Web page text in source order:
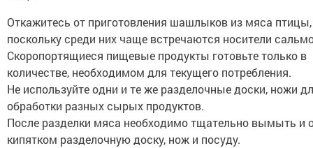
Откажитесь от приготовления шашлыков из мяса птицы,
поскольку среди них чаще встречаются носители
Скоропортящиеся пищевые продукты готовьте только в
количестве, необходимом для текущего потребления.
Не используйте одни и те же разделочные доски, ножи
обработки разных сырых продуктов.
После разделки мяса необходимо тщательно вымыть и
кипятком разделочную доску, нож и посуду.